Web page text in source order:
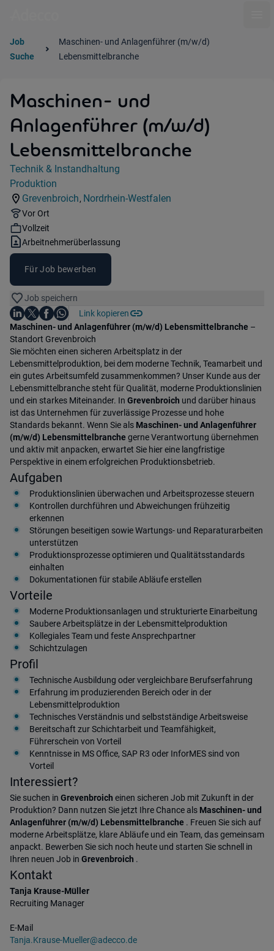
Job
Suche
Maschinen- und Anlagenführer (m/w/d)
Lebensmittelbranche
Maschinen- und
Anlagenführer (m/w/d)
Lebensmittelbranche
Jobdetails
Kategorie:
Technik & Instandhaltung
Industry:
Produktion
Standorte:
Grevenbroich,
Region:
Nordrhein-Westfalen
Remote Option:
Vor Ort
Workhours:
Vollzeit
Vertragsart:
Arbeitnehmerüberlassung
Für Job bewerben
Job speichern
Teile diesen Job
Auf LinkedIn teilen
Auf X teilen
Auf Facebook teilen
Auf WhatsApp teilen
Link kopieren
Einleitung
Maschinen- und Anlagenführer (m/w/d) Lebensmittelbranche –
Standort Grevenbroich
Sie möchten einen sicheren Arbeitsplatz in der
Lebensmittelproduktion, bei dem moderne Technik, Teamarbeit und
ein gutes Arbeitsumfeld zusammenkommen? Unser Kunde aus der
Lebensmittelbranche steht für Qualität, moderne Produktionslinien
und ein starkes Miteinander. In Grevenbroich und darüber hinaus
ist das Unternehmen für zuverlässige Prozesse und hohe
Standards bekannt. Wenn Sie als Maschinen- und Anlagenführer
(m/w/d) Lebensmittelbranche gerne Verantwortung übernehmen
und aktiv mit anpacken, erwartet Sie hier eine langfristige
Perspektive in einem erfolgreichen Produktionsbetrieb.
Aufgaben
Produktionslinien überwachen und Arbeitsprozesse steuern
Kontrollen durchführen und Abweichungen frühzeitig
erkennen
Störungen beseitigen sowie Wartungs- und Reparaturarbeiten
unterstützen
Produktionsprozesse optimieren und Qualitätsstandards
einhalten
Dokumentationen für stabile Abläufe erstellen
Vorteile
Moderne Produktionsanlagen und strukturierte Einarbeitung
Saubere Arbeitsplätze in der Lebensmittelproduktion
Kollegiales Team und feste Ansprechpartner
Schichtzulagen
Profil
Technische Ausbildung oder vergleichbare Berufserfahrung
Erfahrung im produzierenden Bereich oder in der
Lebensmittelproduktion
Technisches Verständnis und selbstständige Arbeitsweise
Bereitschaft zur Schichtarbeit und Teamfähigkeit,
Führerschein von Vorteil
Kenntnisse in MS Office, SAP R3 oder InforMES sind von
Vorteil
Interessiert?
Sie suchen in Grevenbroich einen sicheren Job mit Zukunft in der
Produktion? Dann nutzen Sie jetzt Ihre Chance als Maschinen- und
Anlagenführer (m/w/d) Lebensmittelbranche . Freuen Sie sich auf
moderne Arbeitsplätze, klare Abläufe und ein Team, das gemeinsam
anpackt. Bewerben Sie sich noch heute und starten Sie schnell in
Ihren neuen Job in Grevenbroich .
Kontakt
Tanja Krause-Müller
Recruiting Manager
E-Mail
Tanja.Krause-Mueller@adecco.de